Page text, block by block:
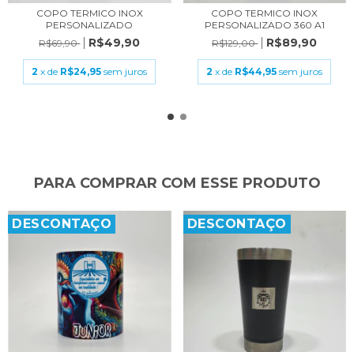
COPO TERMICO INOX
PERSONALIZADO
R$69,90
R$49,90
2 x de R$24,95 sem juros
COPO TERMICO INOX
PERSONALIZADO 360 A1
R$129,00
R$89,90
2 x de R$44,95 sem juros
PARA COMPRAR COM ESSE PRODUTO
DESCONTAÇO DESCONTAÇO